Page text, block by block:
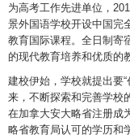
为高考工作先进单位，
景外国语学校开设中国完
教育国际课程。全日制寄
的现代教育培养和优质的
建校伊始，学校就提出要
来，不断探索和完善学校
在加拿大安大略省注册成
略省教育局认可的学历和